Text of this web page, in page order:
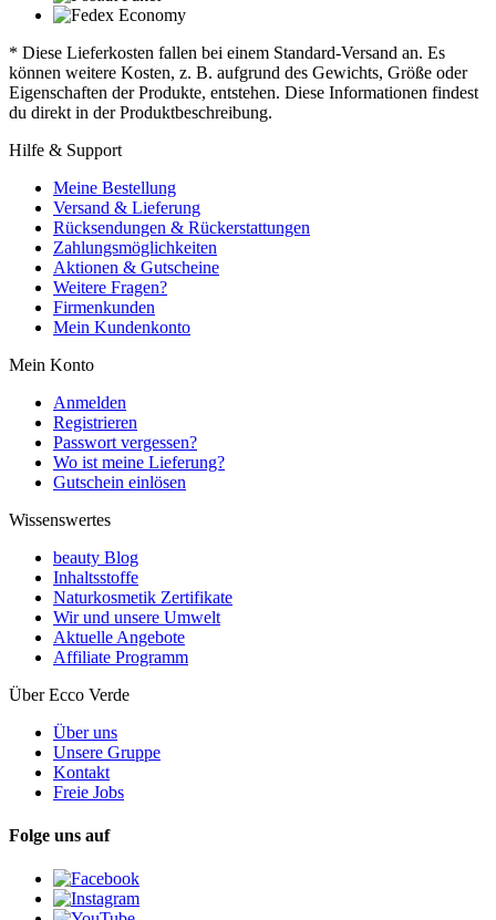
* Diese Lieferkosten fallen bei einem Standard-Versand an. Es
können weitere Kosten, z. B. aufgrund des Gewichts, Größe oder
Eigenschaften der Produkte, entstehen. Diese Informationen findest
du direkt in der Produktbeschreibung.
Hilfe & Support
Meine Bestellung
Versand & Lieferung
Rücksendungen & Rückerstattungen
Zahlungsmöglichkeiten
Aktionen & Gutscheine
Weitere Fragen?
Firmenkunden
Mein Kundenkonto
Mein Konto
Anmelden
Registrieren
Passwort vergessen?
Wo ist meine Lieferung?
Gutschein einlösen
Wissenswertes
beauty Blog
Inhaltsstoffe
Naturkosmetik Zertifikate
Wir und unsere Umwelt
Aktuelle Angebote
Affiliate Programm
Über Ecco Verde
Über uns
Unsere Gruppe
Kontakt
Freie Jobs
Folge uns auf